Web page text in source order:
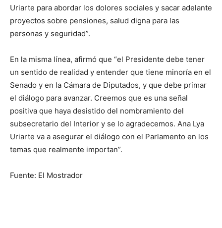
Uriarte para abordar los dolores sociales y sacar adelante
proyectos sobre pensiones, salud digna para las
personas y seguridad”.
En la misma línea, afirmó que “el Presidente debe tener
un sentido de realidad y entender que tiene minoría en el
Senado y en la Cámara de Diputados, y que debe primar
el diálogo para avanzar. Creemos que es una señal
positiva que haya desistido del nombramiento del
subsecretario del Interior y se lo agradecemos. Ana Lya
Uriarte va a asegurar el diálogo con el Parlamento en los
temas que realmente importan”.
Fuente: El Mostrador